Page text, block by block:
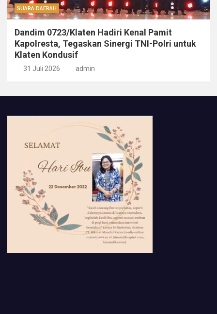
SUARA DAERAH
Dandim 0723/Klaten Hadiri Kenal Pamit
Kapolresta, Tegaskan Sinergi TNI-Polri untuk
Klaten Kondusif
31 Juli 2026 admin